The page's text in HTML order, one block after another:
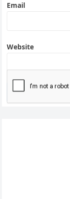
Email
Website